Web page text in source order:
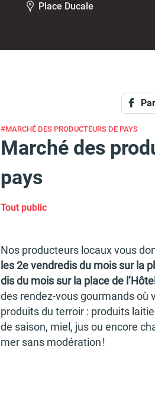
Place Ducale
#MARCHÉ DES PRODUCTEURS DE PAYS
Marché des
pays
Tout public
Nos produc­teurs locaux vous
les 2e vendre­dis du mois sur la
dis du mois sur la place de
des rendez-vous gour­mands où
produits du terroir : produits
de saison, miel, jus ou encore
mer sans modé­ra­tion !